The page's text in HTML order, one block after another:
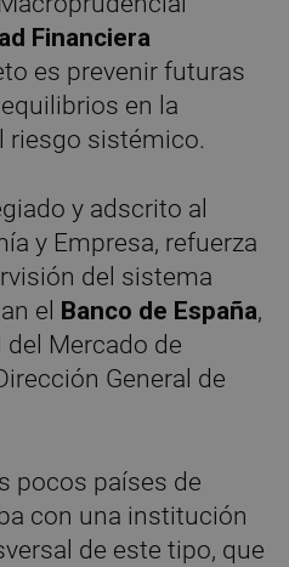
Financiera
es prevenir futuras
en la
riesgo sistémico.
y adscrito al
y Empresa, refuerza
del sistema
el Banco de España,
del Mercado de
General de
pocos países de
con una institución
de este tipo, que